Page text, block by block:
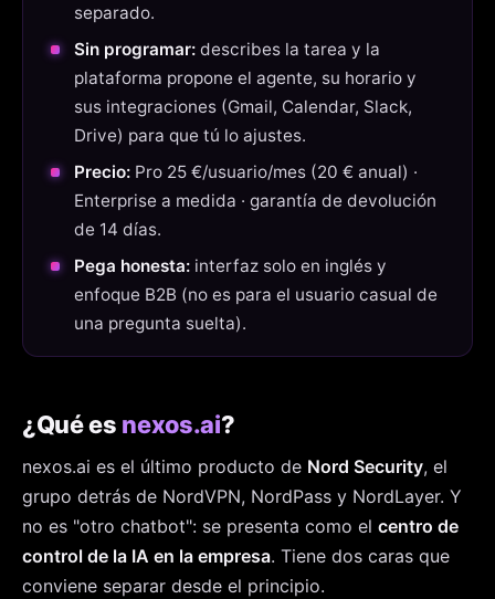
separado.
Sin programar: describes la tarea y la
plataforma propone el agente, su horario y
sus integraciones (Gmail, Calendar, Slack,
Drive) para que tú lo ajustes.
Precio: Pro 25 €/usuario/mes (20 € anual) ·
Enterprise a medida · garantía de devolución
de 14 días.
Pega honesta: interfaz solo en inglés y
enfoque B2B (no es para el usuario casual de
una pregunta suelta).
¿Qué es nexos.ai?
nexos.ai es el último producto de Nord Security, el
grupo detrás de NordVPN, NordPass y NordLayer. Y
no es "otro chatbot": se presenta como el centro de
control de la IA en la empresa. Tiene dos caras que
conviene separar desde el principio.